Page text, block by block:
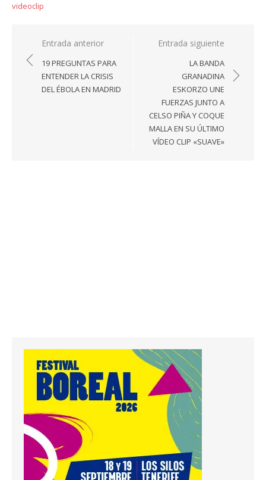
videoclip
Navegación
de
entradas
Entrada anterior
19 PREGUNTAS PARA
ENTENDER LA CRISIS
DEL ÉBOLA EN MADRID
Entrada siguiente
LA BANDA
GRANADINA
ESKORZO UNE
FUERZAS JUNTO A
CELSO PIÑA Y COQUE
MALLA EN SU ÚLTIMO
VÍDEO CLIP «SUAVE»